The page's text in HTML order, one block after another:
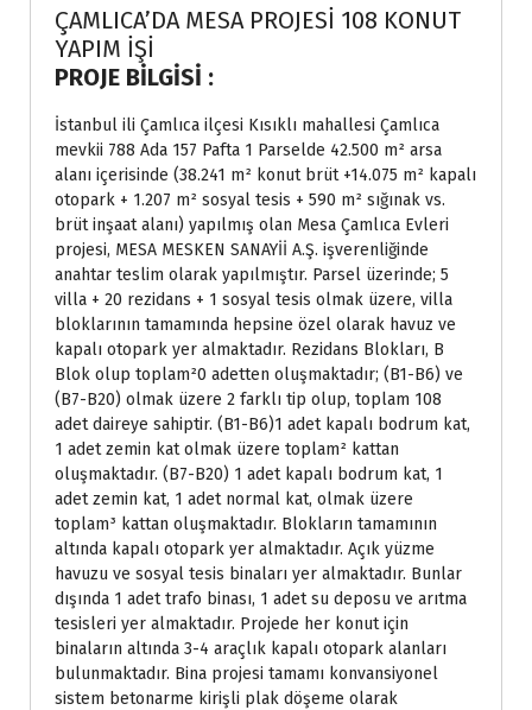
ÇAMLICA’DA MESA PROJESİ 108 KONUT
YAPIM İŞİ
PROJE BİLGİSİ :
İstanbul ili Çamlıca ilçesi Kısıklı mahallesi Çamlıca
mevkii 788 Ada 157 Pafta 1 Parselde 42.500 m² arsa
alanı içerisinde (38.241 m² konut brüt +14.075 m² kapalı
otopark + 1.207 m² sosyal tesis + 590 m² sığınak vs.
brüt inşaat alanı) yapılmış olan Mesa Çamlıca Evleri
projesi, MESA MESKEN SANAYİİ A.Ş. işverenliğinde
anahtar teslim olarak yapılmıştır. Parsel üzerinde; 5
villa + 20 rezidans + 1 sosyal tesis olmak üzere, villa
bloklarının tamamında hepsine özel olarak havuz ve
kapalı otopark yer almaktadır. Rezidans Blokları, B
Blok olup toplam²0 adetten oluşmaktadır; (B1-B6) ve
(B7-B20) olmak üzere 2 farklı tip olup, toplam 108
adet daireye sahiptir. (B1-B6)1 adet kapalı bodrum kat,
1 adet zemin kat olmak üzere toplam² kattan
oluşmaktadır. (B7-B20) 1 adet kapalı bodrum kat, 1
adet zemin kat, 1 adet normal kat, olmak üzere
toplam³ kattan oluşmaktadır. Blokların tamamının
altında kapalı otopark yer almaktadır. Açık yüzme
havuzu ve sosyal tesis binaları yer almaktadır. Bunlar
dışında 1 adet trafo binası, 1 adet su deposu ve arıtma
tesisleri yer almaktadır. Projede her konut için
binaların altında 3-4 araçlık kapalı otopark alanları
bulunmaktadır. Bina projesi tamamı konvansiyonel
sistem betonarme kirişli plak döşeme olarak